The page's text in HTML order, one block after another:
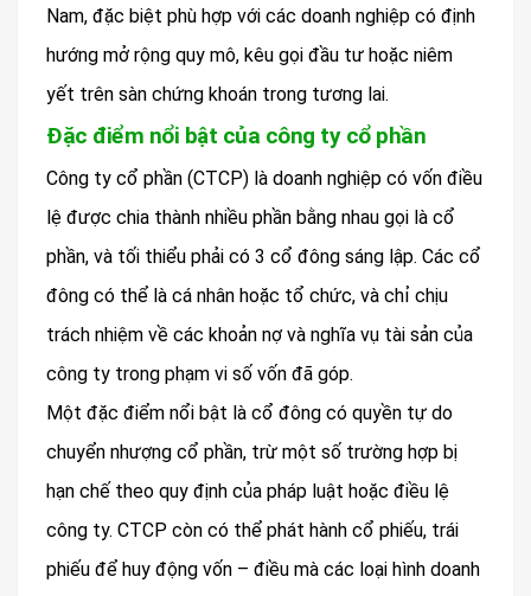
Nam, đặc biệt phù hợp với các doanh nghiệp có định
hướng mở rộng quy mô, kêu gọi đầu tư hoặc niêm
yết trên sàn chứng khoán trong tương lai.
Đặc điểm nổi bật của công ty cổ phần
Công ty cổ phần (CTCP) là doanh nghiệp có vốn điều
lệ được chia thành nhiều phần bằng nhau gọi là cổ
phần, và tối thiểu phải có 3 cổ đông sáng lập. Các cổ
đông có thể là cá nhân hoặc tổ chức, và chỉ chịu
trách nhiệm về các khoản nợ và nghĩa vụ tài sản của
công ty trong phạm vi số vốn đã góp.
Một đặc điểm nổi bật là cổ đông có quyền tự do
chuyển nhượng cổ phần, trừ một số trường hợp bị
hạn chế theo quy định của pháp luật hoặc điều lệ
công ty. CTCP còn có thể phát hành cổ phiếu, trái
phiếu để huy động vốn – điều mà các loại hình doanh